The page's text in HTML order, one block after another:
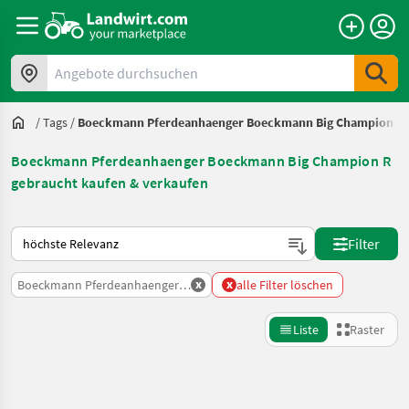
Angebote durchsuchen
/Tags / Boeckmann Pferdeanhaenger Boeckmann Big Champion R
Boeckmann Pferdeanhaenger Boeckmann Big Champion R
gebraucht kaufen & verkaufen
So wird auf Landwirt.com sortiert
Filter
Boeckmann Pferdeanhaenger Boeckmann Big Champion R
x x alle Filter löschen
Liste Raster